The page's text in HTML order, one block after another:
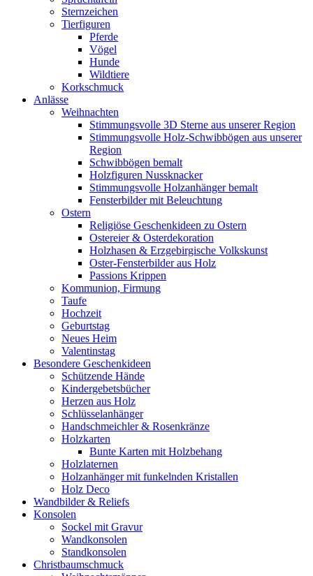
Sternzeichen
Tierfiguren
Pferde
Vögel
Hunde
Wildtiere
Korkschmuck
Anlässe
Weihnachten
Stimmungsvolle 3D Sterne aus unserer Region
Stimmungsvolle Holz-Schwibbögen aus unserer
Region
Schwibbögen bemalt
Holzfiguren Nussknacker
Stimmungsvolle Holzanhänger bemalt
Fensterbilder mit Beleuchtung
Ostern
Religiöse Geschenkideen zu Ostern
Ostereier & Osterdekoration
Holzhasen & Erzgebirgische Volkskunst
Oster-Fensterbilder aus Holz
Passions Krippen
Kommunion, Firmung
Taufe
Hochzeit
Geburtstag
Neues Heim
Valentinstag
Besondere Geschenkideen
Schützende Hände
Kindergebetsbücher
Herzen aus Holz
Schlüsselanhänger
Handschmeichler & Rosenkränze
Holzkarten
Bunte Karten mit Holzbehang
Holzlaternen
Holzanhänger mit funkelnden Kristallen
Holz Deco
Wandbilder & Reliefs
Konsolen
Sockel mit Gravur
Wandkonsolen
Standkonsolen
Christbaumschmuck